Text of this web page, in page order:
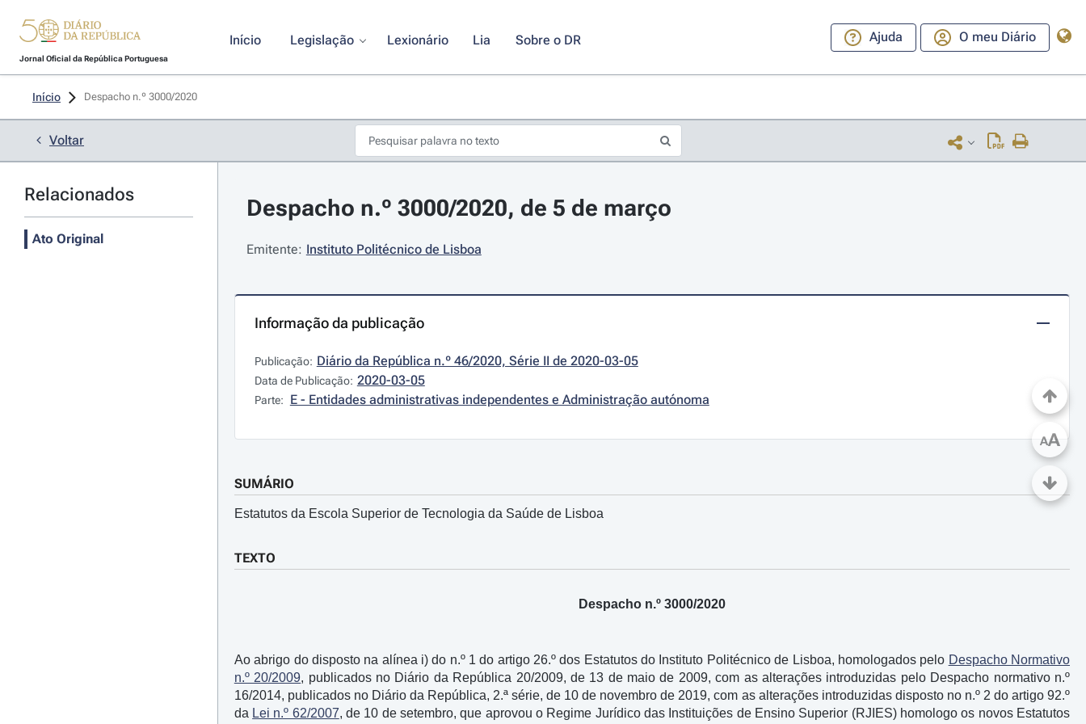
Jornal Oficial da República Portuguesa
Início Legislação Lexionário Lia Sobre o DR Ajuda O meu Diário
Início Despacho n.º 3000/2020
Voltar
Relacionados
Ato Original
Despacho n.º 3000/2020, de 5 de março
Emitente: Instituto Politécnico de Lisboa
Informação da publicação
Publicação: Diário da República n.º 46/2020, Série II de 2020-03-05
Data de Publicação: 2020-03-05
Parte: E - Entidades administrativas independentes e Administração autónoma
SUMÁRIO
Estatutos da Escola Superior de Tecnologia da Saúde de Lisboa
TEXTO
Despacho n.º 3000/2020
Ao abrigo do disposto na alínea i) do n.º 1 do artigo 26.º dos Estatutos do Instituto Politécnico de Lisboa, homologados pelo Despacho Normativo
n.º 20/2009, publicados no Diário da República 20/2009, de 13 de maio de 2009, com as alterações introduzidas pelo Despacho normativo n.º
16/2014, publicados no Diário da República, 2.ª série, de 10 de novembro de 2019, com as alterações introduzidas disposto no n.º 2 do artigo 92.º
da Lei n.º 62/2007, de 10 de setembro, que aprovou o Regime Jurídico das Instituições de Ensino Superior (RJIES) homologo os novos Estatutos
AA